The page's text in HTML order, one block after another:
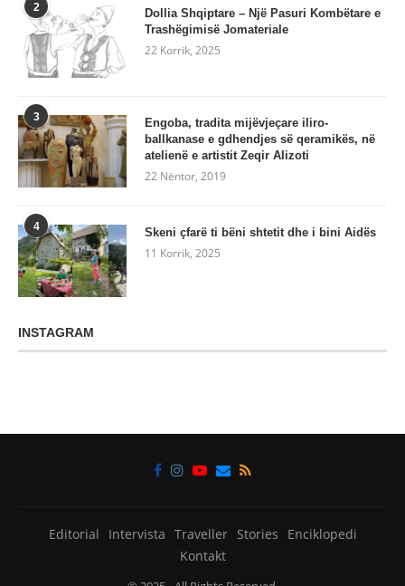
2
Dollia Shqiptare – Një Pasuri Kombëtare e
Trashëgimisë Jomateriale
22 Korrik, 2025
3
Engoba, tradita mijëvjeçare iliro-
ballkanase e gdhendjes së qeramikës, në
atelienë e artistit Zeqir Alizoti
22 Nëntor, 2019
4 Skeni çfarë ti bëni shtetit dhe i bini Aidës
11 Korrik, 2025
INSTAGRAM
Editorial Intervista Traveller Stories
Enciklopedi
Kontakt